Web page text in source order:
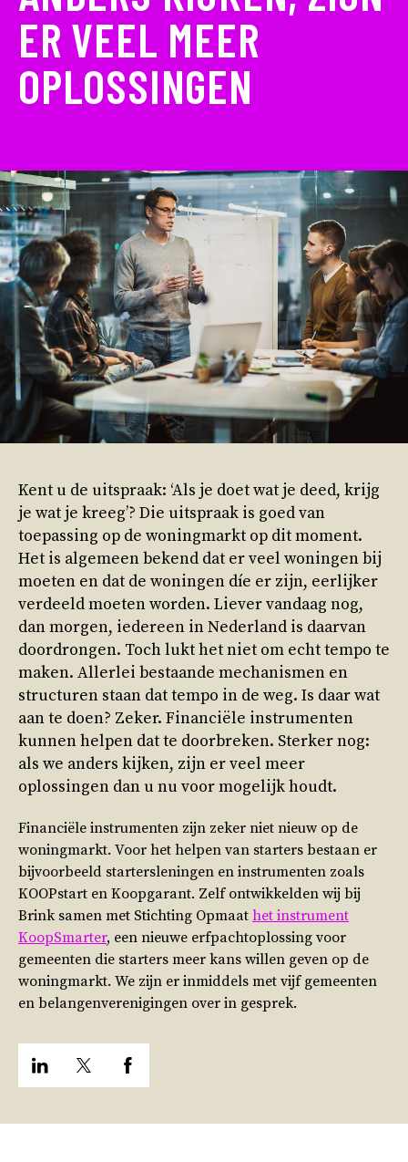
ER VEEL MEER
OPLOSSINGEN
Kent u de uitspraak: ‘Als je doet wat je deed, krijg
je wat je kreeg’? Die uitspraak is goed van
toepassing op de woningmarkt op dit moment.
Het is algemeen bekend dat er veel woningen bij
moeten en dat de woningen díe er zijn, eerlijker
verdeeld moeten worden. Liever vandaag nog,
dan morgen, iedereen in Nederland is daarvan
doordrongen. Toch lukt het niet om echt tempo te
maken. Allerlei bestaande mechanismen en
structuren staan dat tempo in de weg. Is daar wat
aan te doen? Zeker. Financiële instrumenten
kunnen helpen dat te doorbreken. Sterker nog:
als we anders kijken, zijn er veel meer
oplossingen dan u nu voor mogelijk houdt.
Financiële instrumenten zijn zeker niet nieuw op de
woningmarkt. Voor het helpen van starters bestaan er
bijvoorbeeld startersleningen en instrumenten zoals
KOOPstart en Koopgarant. Zelf ontwikkelden wij bij
Brink samen met Stichting Opmaat het instrument
KoopSmarter, een nieuwe erfpachtoplossing voor
gemeenten die starters meer kans willen geven op de
woningmarkt. We zijn er inmiddels met vijf gemeenten
en belangenverenigingen over in gesprek.